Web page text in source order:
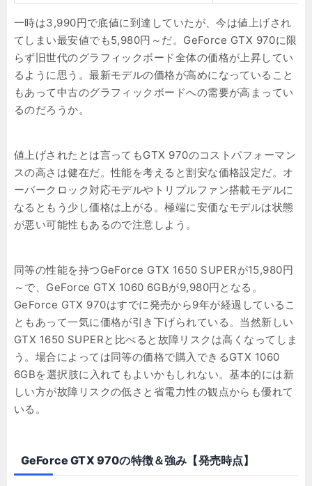
一時は3,990円で底値に到達していたが、今は値上げされ
てしまい最安値でも5,980円～だ。GeForce GTX 970に限
らず旧世代のグラフィックボード全体の価格が上昇してい
るように思う。最新モデルの価格が高めになっていること
もあって中古のグラフィックボードへの需要が高まってい
るのだろうか。
値上げされたとは言ってもGTX 970のコストパフォーマン
スの高さは健在だ。性能を考えると割安な価格設定だ。オ
ーバークロック対応モデルやトリプルファン搭載モデルに
なるともう少し価格は上がる。極端に安価なモデルは状態
が悪い可能性もあるので注意しよう。
同等の性能を持つGeForce GTX 1650 SUPERが15,980円
～で、GeForce GTX 1060 6GBが9,980円となる。
GeForce GTX 970はすでに発売から9年が経過しているこ
ともあって一気に価格が引き下げられている。当然新しい
GTX 1650 SUPERと比べると故障リスクは高くなってしま
う。場合によっては同等の価格で購入できるGTX 1060
6GBを選択肢に入れてもよいかもしれない。基本的には新
しい方が故障リスクの低さと省電力性の観点からも優れて
いる。
GeForce GTX 970の特徴＆強み【発売時点】